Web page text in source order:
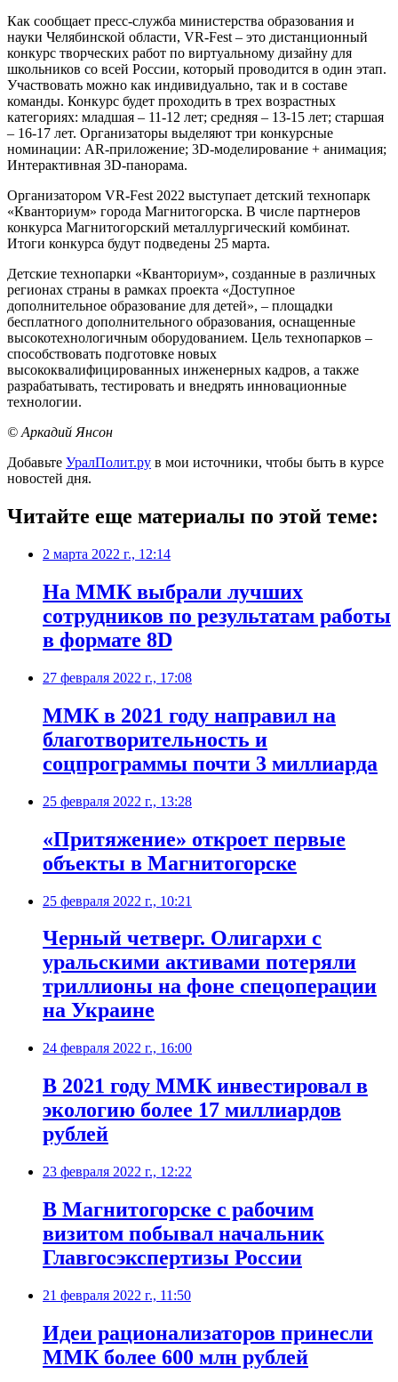
Как сообщает пресс-служба министерства образования и
науки Челябинской области, VR-Fest – это дистанционный
конкурс творческих работ по виртуальному дизайну для
школьников со всей России, который проводится в один этап.
Участвовать можно как индивидуально, так и в составе
команды. Конкурс будет проходить в трех возрастных
категориях: младшая – 11-12 лет; средняя – 13-15 лет; старшая
– 16-17 лет. Организаторы выделяют три конкурсные
номинации: AR-приложение; 3D-моделирование + анимация;
Интерактивная 3D-панорама.
Организатором VR-Fest 2022 выступает детский технопарк
«Кванториум» города Магнитогорска. В числе партнеров
конкурса Магнитогорский металлургический комбинат.
Итоги конкурса будут подведены 25 марта.
Детские технопарки «Кванториум», созданные в различных
регионах страны в рамках проекта «Доступное
дополнительное образование для детей», – площадки
бесплатного дополнительного образования, оснащенные
высокотехнологичным оборудованием. Цель технопарков –
способствовать подготовке новых
высококвалифицированных инженерных кадров, а также
разрабатывать, тестировать и внедрять инновационные
технологии.
© Аркадий Янсон
Добавьте УралПолит.ру в мои источники, чтобы быть в курсе
новостей дня.
Читайте еще материалы по этой теме:
2 марта 2022 г., 12:14
​На ММК выбрали лучших
сотрудников по результатам работы
в формате 8D
27 февраля 2022 г., 17:08
​ММК в 2021 году направил на
благотворительность и
соцпрограммы почти 3 миллиарда
25 февраля 2022 г., 13:28
​«Притяжение» откроет первые
объекты в Магнитогорске
25 февраля 2022 г., 10:21
Черный четверг. Олигархи с
уральскими активами потеряли
триллионы на фоне спецоперации
на Украине
24 февраля 2022 г., 16:00
В 2021 году ММК инвестировал в
экологию более 17 миллиардов
рублей
23 февраля 2022 г., 12:22
​В Магнитогорске с рабочим
визитом побывал начальник
Главгосэкспертизы России
21 февраля 2022 г., 11:50
​Идеи рационализаторов принесли
ММК более 600 млн рублей